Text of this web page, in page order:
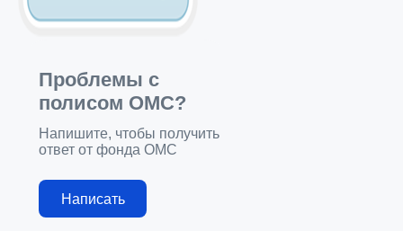
Проблемы с
полисом ОМС?
Напишите, чтобы получить
ответ от фонда ОМС
Написать